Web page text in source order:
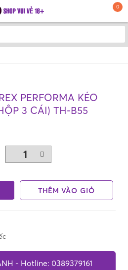
0
PERFORMA KÉO
3 CÁI) TH-B55
THÊM VÀO GIỎ
- Hotline: 0389379161